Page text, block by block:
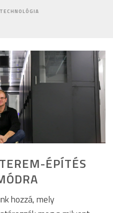
TECHNOLÓGIA
ÉPÍTÉS
hozzá, mely